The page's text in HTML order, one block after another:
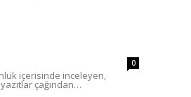
0
içerisinde inceleyen,
çağından…